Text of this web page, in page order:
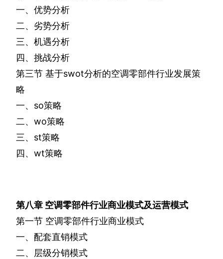
一、优势分析
二、劣势分析
三、机遇分析
四、挑战分析
第三节 基于swot分析的空调零部件行业发展策
略
一、 so策略
二、 wo策略
三、 st策略
四、 wt策略
第八章 空调零部件行业商业模式及运营模式
第一节 空调零部件行业商业模式
一、配套直销模式
二、层级分销模式